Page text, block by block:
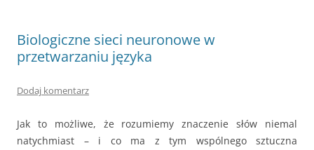
Biologiczne sieci neuronowe w
przetwarzaniu języka
Dodaj komentarz
Jak to możliwe, że rozumiemy znaczenie słów niemal
natychmiast – i co ma z tym wspólnego sztuczna